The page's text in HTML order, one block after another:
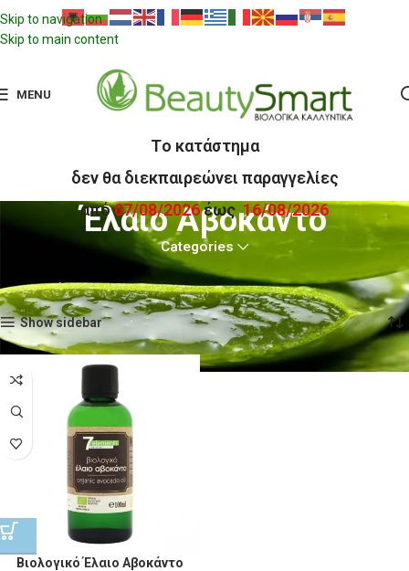
Skip to navigation
Skip to main content
MENU
Tο κατάστημα
δεν θα διεκπαιρεώνει παραγγελίες
από07/08/2026έως16/08/2026
Έλαιο Αβοκάντο
Categories
Προϊόντα με ετικέτα “Έλαιο Αβοκάντο”
Εμφάνιση του μοναδικού αποτελέσματος
Show sidebar
Βιολογικό Έλαιο Αβοκάντο